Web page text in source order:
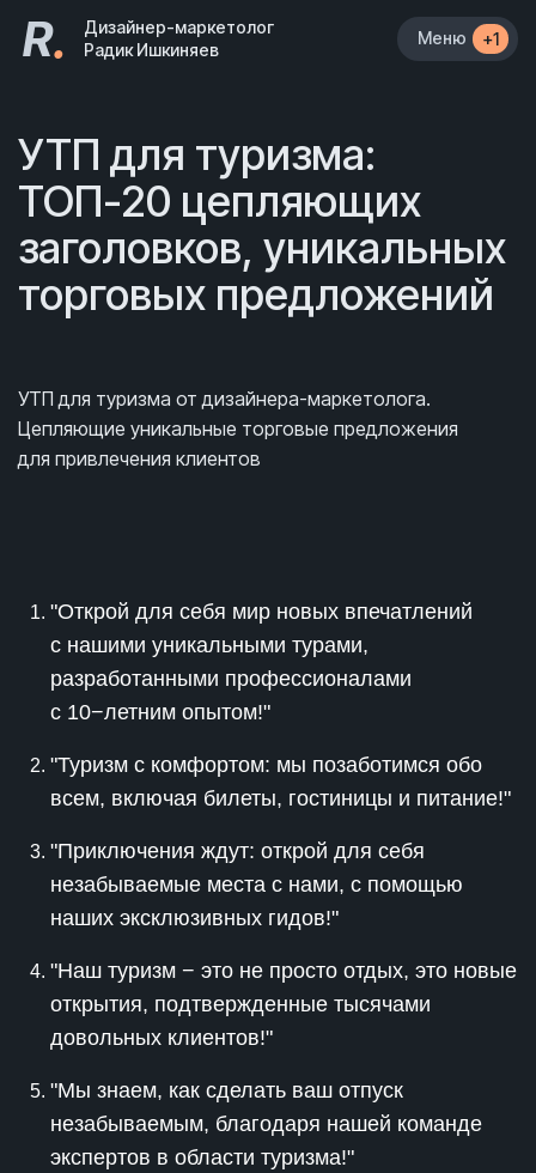
R.
Дизайнер-маркетолог
Радик Ишкиняев
Меню +1
УТП для туризма:
ТОП-20 цепляющих
заголовков, уникальных
торговых предложений
УТП для туризма от дизайнера-маркетолога.
Цепляющие уникальные торговые предложения
для привлечения клиентов
"Открой для себя мир новых впечатлений
с нашими уникальными турами,
разработанными профессионалами
с 10−летним опытом!"
"Туризм с комфортом: мы позаботимся обо
всем, включая билеты, гостиницы и питание!"
"Приключения ждут: открой для себя
незабываемые места с нами, с помощью
наших эксклюзивных гидов!"
"Наш туризм − это не просто отдых, это новые
открытия, подтвержденные тысячами
довольных клиентов!"
"Мы знаем, как сделать ваш отпуск
незабываемым, благодаря нашей команде
экспертов в области туризма!"